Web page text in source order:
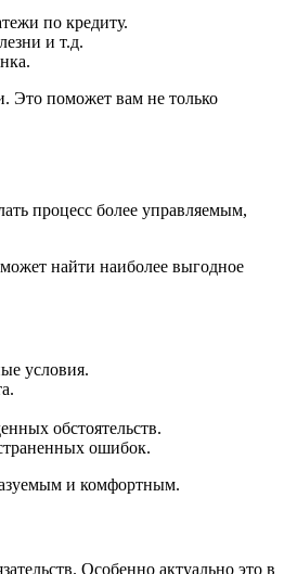
по кредиту.
и т.д.
Это поможет вам не только
процесс более управляемым,
найти наиболее выгодное
условия.
обстоятельств.
ошибок.
и комфортным.
Особенно актуально это в